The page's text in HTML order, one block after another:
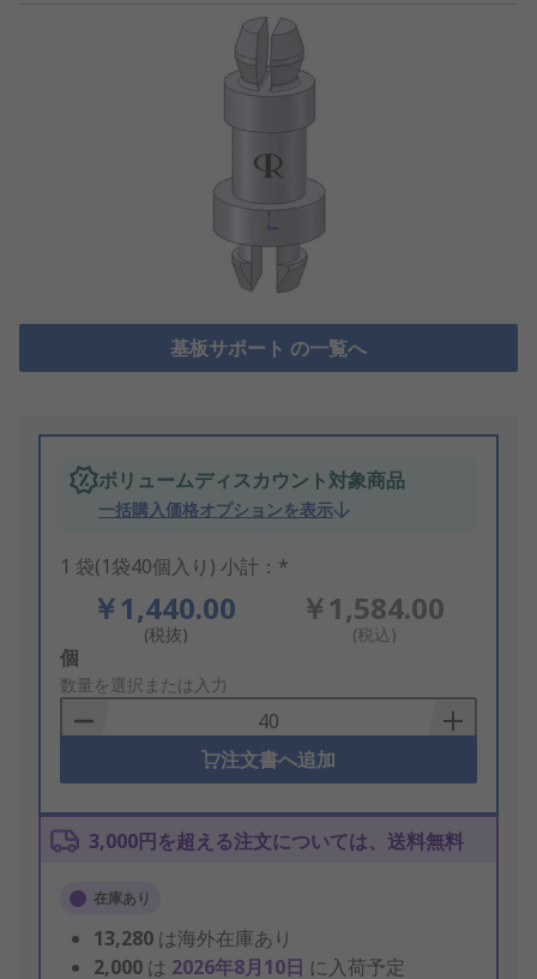
基板サポート の一覧へ
ボリュームディスカウント対象商品
一括購入価格オプションを表示
1 袋(1袋40個入り) 小計：*
￥1,440.00
(税抜)
￥1,584.00
(税込)
Add
to
Basket
個
数量を選択または入力
注文書へ追加
3,000円を超える注文については、送料無料
在庫あり
13,280 は海外在庫あり
2,000 は 2026年8月10日 に入荷予定